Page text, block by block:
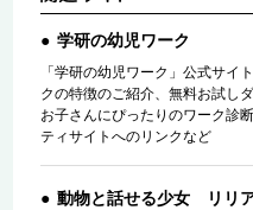
学研の幼児ワーク
「学研の幼児ワーク」公式サイ
クの特徴のご紹介、無料お試し
お子さんにぴったりのワーク診
ティサイトへのリンクなど
動物と話せる少女 リリ